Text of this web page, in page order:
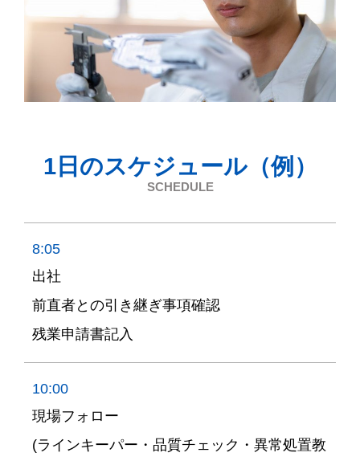
1日のスケジュール（例）
SCHEDULE
8:05
出社
前直者との引き継ぎ事項確認
残業申請書記入
10:00
現場フォロー
(ラインキーパー・品質チェック・異常処置教